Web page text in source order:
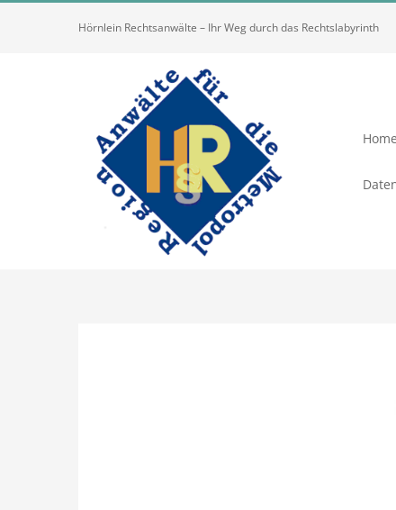
Hörnlein Rechtsanwälte – Ihr Weg durch das Rechtslabyrinth
Home